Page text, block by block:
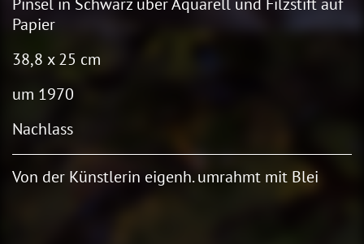
Papier
38,8 x 25 cm
um 1970
Nachlass
Von der Künstlerin eigenh. umrahmt mit Blei